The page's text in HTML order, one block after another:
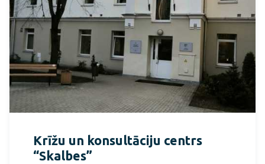
Krīžu un konsultāciju centrs
“Skalbes”